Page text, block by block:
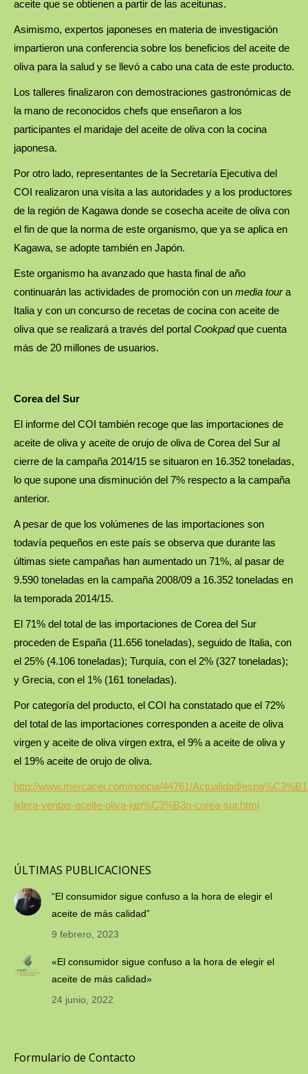
aceite que se obtienen a partir de las aceitunas.
Asimismo, expertos japoneses en materia de investigación
impartieron una conferencia sobre los beneficios del aceite de
oliva para la salud y se llevó a cabo una cata de este producto.
Los talleres finalizaron con demostraciones gastronómicas de
la mano de reconocidos chefs que enseñaron a los
participantes el maridaje del aceite de oliva con la cocina
japonesa.
Por otro lado, representantes de la Secretaría Ejecutiva del
COI realizaron una visita a las autoridades y a los productores
de la región de Kagawa donde se cosecha aceite de oliva con
el fin de que la norma de este organismo, que ya se aplica en
Kagawa, se adopte también en Japón.
Este organismo ha avanzado que hasta final de año
continuarán las actividades de promoción con un media toura
Italia y con un concurso de recetas de cocina con aceite de
oliva que se realizará a través del portal Cookpadque cuenta
más de 20 millones de usuarios.
Corea del Sur
El informe del COI también recoge que las importaciones de
aceite de oliva y aceite de orujo de oliva de Corea del Sur al
cierre de la campaña 2014/15 se situaron en 16.352 toneladas,
lo que supone una disminución del 7% respecto a la campaña
anterior.
A pesar de que los volúmenes de las importaciones son
todavía pequeños en este país se observa que durante las
últimas siete campañas han aumentado un 71%, al pasar de
9.590 toneladas en la campaña 2008/09 a 16.352 toneladas en
la temporada 2014/15.
El 71% del total de las importaciones de Corea del Sur
proceden de España (11.656 toneladas), seguido de Italia, con
el 25% (4.106 toneladas); Turquía, con el 2% (327 toneladas);
y Grecia, con el 1% (161 toneladas).
Por categoría del producto, el COI ha constatado que el 72%
del total de las importaciones corresponden a aceite de oliva
virgen y aceite de oliva virgen extra, el 9% a aceite de oliva y
el 19% aceite de orujo de oliva.
http://www.mercacei.com/noticia/44761/Actualidad/
lidera-ventas-aceite-oliva-jap%C3%B3n-corea-sur.html
ÚLTIMAS PUBLICACIONES
“El consumidor sigue confuso a la hora de elegir el
aceite de más calidad”
9 febrero, 2023
«El consumidor sigue confuso a la hora de elegir el
aceite de más calidad»
24 junio, 2022
Formulario de Contacto